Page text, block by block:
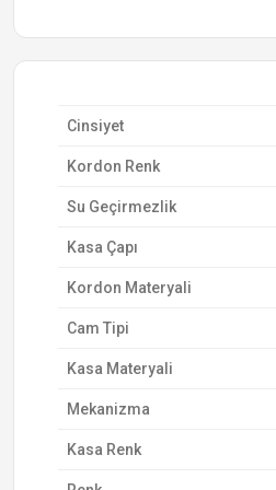
Cinsiyet
Kordon Renk
Su Geçirmezlik
Kasa Çapı
Kordon Materyali
Cam Tipi
Kasa Materyali
Mekanizma
Kasa Renk